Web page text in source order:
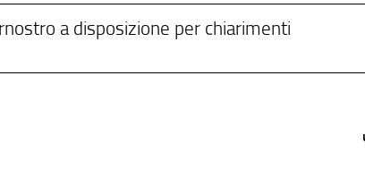
a disposizione per chiarimenti